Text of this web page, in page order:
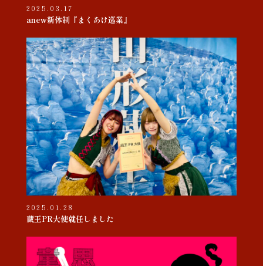
2025.03.17
anew新体制『まくあけ巡業』
2025.01.28
蔵王PR大使就任しました